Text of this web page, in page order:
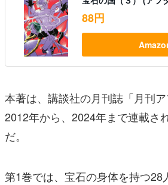
88円
本著は、講談社の月刊誌「月刊
2012年から、2024年まで連載さ
だ。
第1巻では、宝石の身体を持つ28